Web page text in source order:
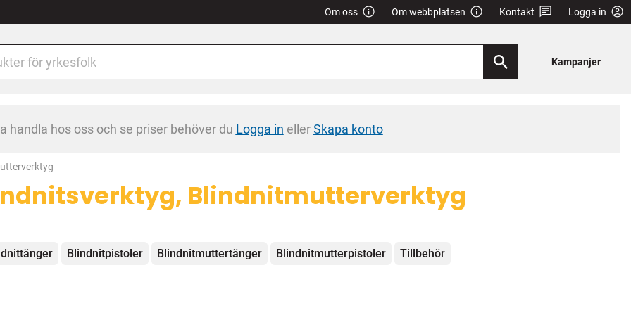
Om oss Om webbplatsen Kontakt Logga in
Kampanjer
handla hos oss och se priser behöver du Logga in ellerSkapa konto
Blindnitmutterverktyg
Blindnitpistoler Blindnitmuttertänger Blindnitmutterpistoler Tillbehör